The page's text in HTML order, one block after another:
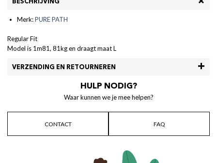
BESCHRIJVING
Merk:PURE PATH
Regular Fit
Model is 1m81, 81kg en draagt maat L
VERZENDING EN RETOURNEREN
HULP NODIG?
Waar kunnen we je mee helpen?
CONTACT FAQ